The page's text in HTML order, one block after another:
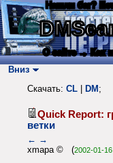
Нашли баг?
О сайте → Как
Вниз
Скачать: CL DM ;
Quick Report:
ветки
← →
xmapa © (2002-01-